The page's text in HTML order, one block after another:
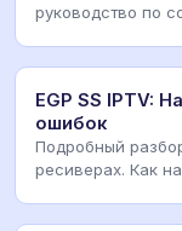
руководство по
EGP SS IPTV:
ошибок
Подробный
ресиверах. Как